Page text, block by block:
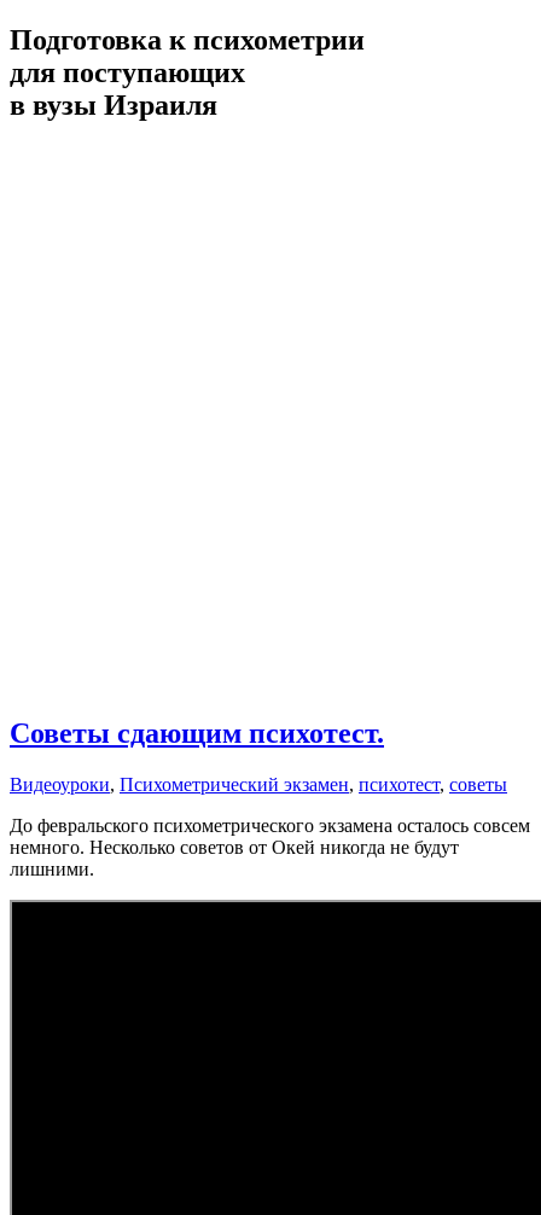
Подготовка к психометрии
для поступающих
в вузы Израиля
Советы сдающим психотест.
Видеоуроки, Психометрический экзамен, психотест, советы
До февральского психометрического экзамена осталось совсем
немного. Несколько советов от Окей никогда не будут
лишними.